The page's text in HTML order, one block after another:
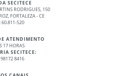
SECITECE
RODRIGUES, 150
FORTALEZA - CE
60.811-520
ATENDIMENTO
17 HORAS
SECITECE:
8416